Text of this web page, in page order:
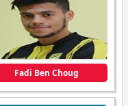
Fadi Ben Choug